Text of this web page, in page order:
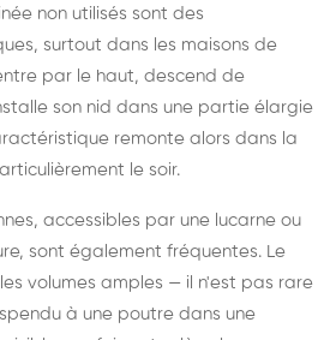
non utilisés sont des
surtout dans les maisons de
par le haut, descend de
son nid dans une partie élargie
remonte alors dans la
le soir.
accessibles par une lucarne ou
sont également fréquentes. Le
volumes amples — il n'est pas rare
à une poutre dans une